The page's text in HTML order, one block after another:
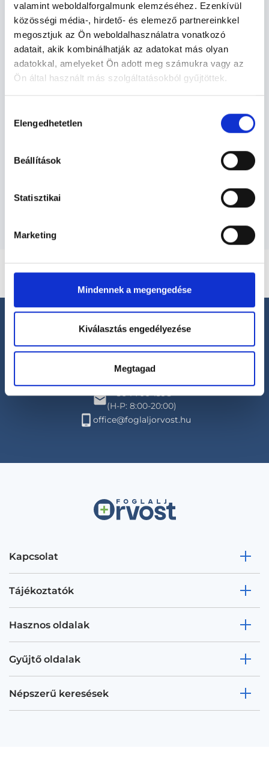
valamint weboldalforgalmunk elemzéséhez. Ezenkívül
közösségi média-, hirdető- és elemező partnereinkkel
megosztjuk az Ön weboldalhasználatra vonatkozó
adatait, akik kombinálhatják az adatokat más olyan
adatokkal, amelyeket Ön adott meg számukra vagy az
Ön által használt más szolgáltatásokból gyűjtöttek.
szabályzat:https://foglaljorvost.hu/info/foglaljorvost-
kiválasztása
Elengedhetetlen
Beállítások
Statisztikai
Marketing
Mindennek a megengedése
Kiválasztás engedélyezése
Megtagad
Diagnoszta - Diagnosztika
SZAKTERÜLETEK
Szolgáltatások
Budapesti és vidéki diagnoszta orvosok
Segíthetünk?
+36 1 700-1398
(H-P: 8:00-20:00)
office@foglaljorvost.hu
Kapcsolat
Tájékoztatók
Hasznos oldalak
Gyűjtő oldalak
Népszerű keresések